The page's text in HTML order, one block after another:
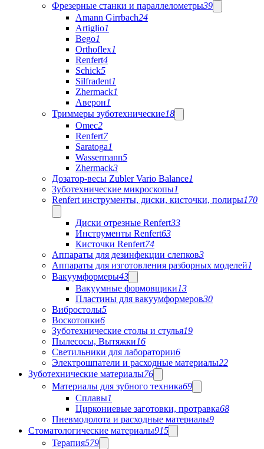
Фрезерные станки и параллелометры39
Amann Girrbach24
Artiglio1
Bego1
Orthoflex1
Renfert4
Schick5
Silfradent1
Zhermack1
Аверон1
Триммеры зуботехнические18
Omec2
Renfert7
Saratoga1
Wassermann5
Zhermack3
Дозатор-весы Zubler Vario Balance1
Зуботехнические микроскопы1
Renfert инструменты, диски, кисточки, полиры170
Диски отрезные Renfert33
Инструменты Renfert63
Кисточки Renfert74
Аппараты для дезинфекции слепков3
Аппараты для изготовления разборных моделей1
Вакуумформеры43
Вакуумные формовщики13
Пластины для вакуумформеров30
Вибростолы5
Воскотопки6
Зуботехнические столы и стулья19
Пылесосы, Вытяжки16
Светильники для лаборатории6
Электрошпатели и расходные материалы22
Зуботехнические материалы76
Материалы для зубного техника69
Сплавы1
Циркониевые заготовки, протравка68
Пневмодолота и расходные материалы9
Стоматологические материалы915
Терапия579